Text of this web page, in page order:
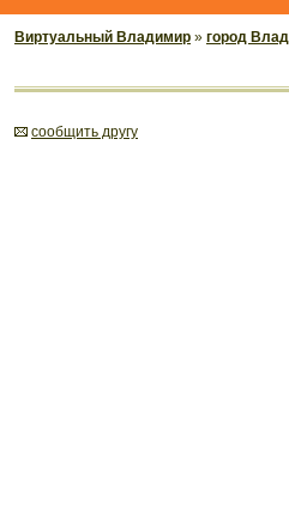
Виртуальный Владимир » город
cообщить другу